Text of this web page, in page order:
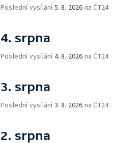
Poslední vysílání5. 8. 2026 na ČT24
4. srpna
Poslední vysílání4. 8. 2026 na ČT24
3. srpna
Poslední vysílání3. 8. 2026 na ČT24
2. srpna